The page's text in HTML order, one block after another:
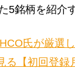
5銘柄を紹介す
氏が厳選
【初回登録